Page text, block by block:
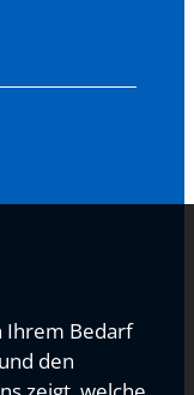
Ihrem Bedarf
den